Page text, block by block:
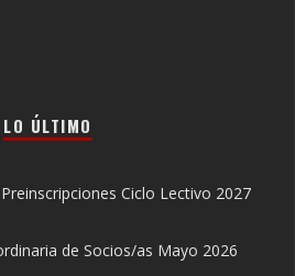
LO ÚLTIMO
Ciclo Lectivo 2027
de Socios/as Mayo 2026